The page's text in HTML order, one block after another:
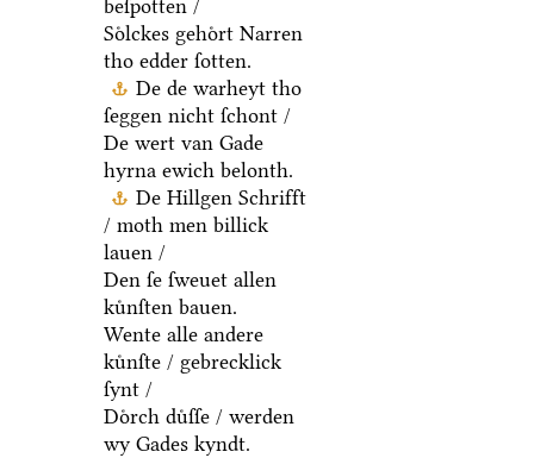
beſpotten /
Soͤlckes gehoͤrt Narren
tho edder ſotten.
De de warheyt tho
ſeggen nicht ſchont /
De wert van Gade
hyrna ewich belonth.
De Hillgen Schrifft
/ moth men billick
lauen /
Den ſe ſweuet allen
kuͤnſten bauen.
Wente alle andere
kuͤnſte / gebrecklick
ſynt /
Doͤrch duͤſſe / werden
wy Gades kyndt.